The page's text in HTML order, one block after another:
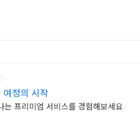
정의 시작
프리미엄 서비스를 경험해보세요